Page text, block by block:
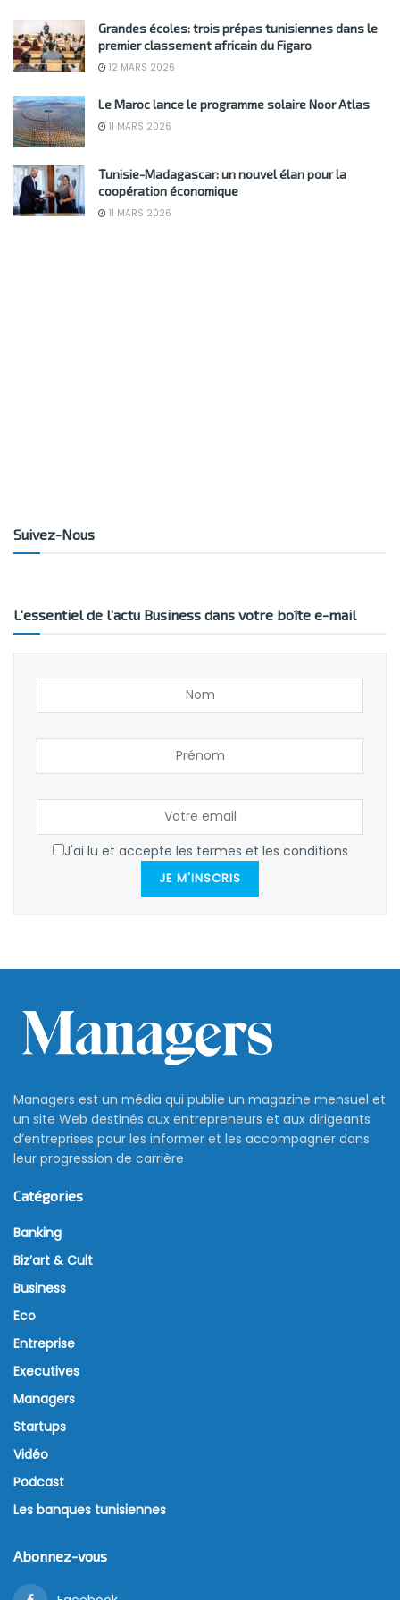
Grandes écoles: trois prépas tunisiennes dans le
premier classement africain du Figaro
12 MARS 2026
Le Maroc lance le programme solaire Noor Atlas
11 MARS 2026
Tunisie-Madagascar: un nouvel élan pour la
coopération économique
11 MARS 2026
Suivez-Nous
L’essentiel de l’actu Business dans votre boîte e-mail
J'ai lu et accepte les termes et les conditions
JE M'INSCRIS
Managers est un média qui publie un magazine mensuel et
un site Web destinés aux entrepreneurs et aux dirigeants
d’entreprises pour les informer et les accompagner dans
leur progression de carrière
Catégories
Banking
Biz’art & Cult
Business
Eco
Entreprise
Executives
Managers
Startups
Vidéo
Podcast
Les banques tunisiennes
Abonnez-vous